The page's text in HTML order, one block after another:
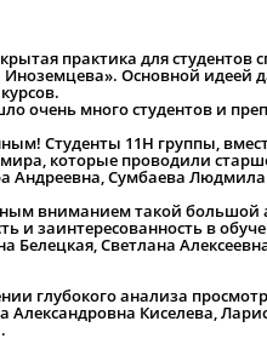
практика для
Основной идеей
очень много студентов и
Студенты 11Н группы,
которые проводили
Андреевна, Сумбаева Людмила
вниманием такой большой
и заинтересованность в
Белецкая, Светлана
глубокого анализа
Александровна Киселева,